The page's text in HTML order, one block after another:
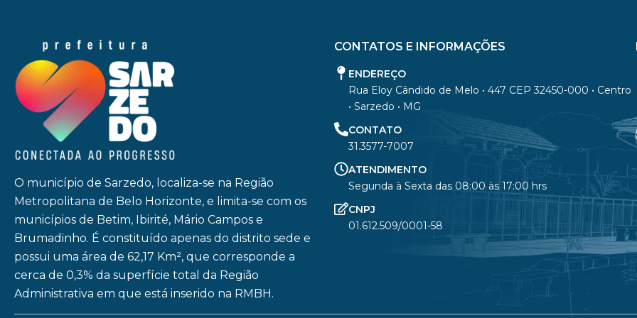
O município de Sarzedo, localiza-se na Região
Metropolitana de Belo Horizonte, e limita-se com os
municípios de Betim, Ibirité, Mário Campos e
Brumadinho. É constituído apenas do distrito sede e
possui uma área de 62,17 Km², que corresponde a
cerca de 0,3% da superfície total da Região
Administrativa em que está inserido na RMBH.
CONTATOS E INFORMAÇÕES
ENDEREÇO
Rua Eloy Cândido de Melo • 447 CEP 32450-000 • Centro
• Sarzedo • MG
CONTATO
31.3577-7007
ATENDIMENTO
Segunda à Sexta das 08:00 às 17:00 hrs
CNPJ
01.612.509/0001-58